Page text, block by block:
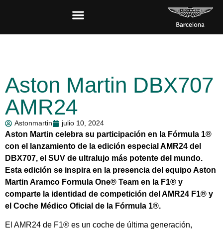
Aston Martin DBX707
AMR24
Astonmartin julio 10, 2024
Aston Martin celebra su participación en la Fórmula 1®
con el lanzamiento de la edición especial AMR24 del
DBX707, el SUV de ultralujo más potente del mundo.
Esta edición se inspira en la presencia del equipo Aston
Martin Aramco Formula One® Team en la F1® y
comparte la identidad de competición del AMR24 F1® y
el Coche Médico Oficial de la Fórmula 1®.
El AMR24 de F1® es un coche de última generación,